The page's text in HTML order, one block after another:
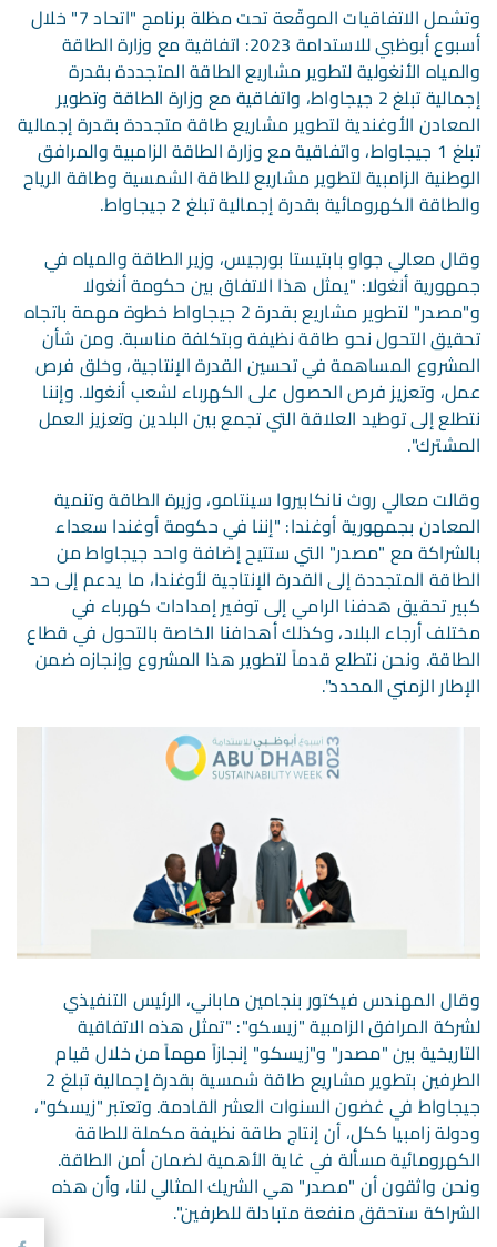
وتشمل الاتفاقيات الموقّعة تحت مظلة برنامج "اتحاد 7" خلال
أسبوع أبوظبي للاستدامة 2023: اتفاقية مع وزارة الطاقة
والمياه الأنغولية لتطوير مشاريع الطاقة المتجددة بقدرة
إجمالية تبلغ 2 جيجاواط، واتفاقية مع وزارة الطاقة وتطوير
المعادن الأوغندية لتطوير مشاريع طاقة متجددة بقدرة إجمالية
تبلغ 1 جيجاواط، واتفاقية مع وزارة الطاقة الزامبية والمرافق
الوطنية الزامبية لتطوير مشاريع للطاقة الشمسية وطاقة الرياح
والطاقة الكهرومائية بقدرة إجمالية تبلغ 2 جيجاواط.
وقال معالي جواو بابتيستا بورجيس، وزير الطاقة والمياه في
جمهورية أنغولا: "يمثل هذا الاتفاق بين حكومة أنغولا
و"مصدر" لتطوير مشاريع بقدرة 2 جيجاواط خطوة مهمة باتجاه
تحقيق التحول نحو طاقة نظيفة وبتكلفة مناسبة. ومن شأن
المشروع المساهمة في تحسين القدرة الإنتاجية، وخلق فرص
عمل، وتعزيز فرص الحصول على الكهرباء لشعب أنغولا. وإننا
نتطلع إلى توطيد العلاقة التي تجمع بين البلدين وتعزيز العمل
المشترك".
وقالت معالي روث نانكابيروا سينتامو، وزيرة الطاقة وتنمية
المعادن بجمهورية أوغندا: "إننا في حكومة أوغندا سعداء
بالشراكة مع "مصدر" التي ستتيح إضافة واحد جيجاواط من
الطاقة المتجددة إلى القدرة الإنتاجية لأوغندا، ما يدعم إلى حد
كبير تحقيق هدفنا الرامي إلى توفير إمدادات كهرباء في
مختلف أرجاء البلاد، وكذلك أهدافنا الخاصة بالتحول في قطاع
الطاقة. ونحن نتطلع قدماً لتطوير هذا المشروع وإنجازه ضمن
الإطار الزمني المحدد".
وقال المهندس فيكتور بنجامين ماباني، الرئيس التنفيذي
لشركة المرافق الزامبية "زيسكو": "تمثل هذه الاتفاقية
التاريخية بين "مصدر" و"زيسكو" إنجازاً مهماً من خلال قيام
الطرفين بتطوير مشاريع طاقة شمسية بقدرة إجمالية تبلغ 2
جيجاواط في غضون السنوات العشر القادمة. وتعتبر "زيسكو"،
ودولة زامبيا ككل، أن إنتاج طاقة نظيفة مكملة للطاقة
الكهرومائية مسألة في غاية الأهمية لضمان أمن الطاقة.
ونحن واثقون أن "مصدر" هي الشريك المثالي لنا، وأن هذه
الشراكة ستحقق منفعة متبادلة للطرفين".